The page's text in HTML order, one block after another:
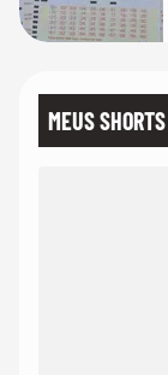
MEUS SHORTS